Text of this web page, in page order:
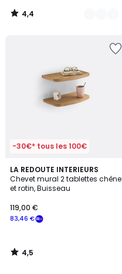
159,00
€
€.
4,4
/
-30€* tous les 100€
LA REDOUTE INTERIEURS
Chevet mural 2 tablettes chêne
et rotin, Buisseau
83,46 €
119,00 €
4,5
/ 5
4,5
/